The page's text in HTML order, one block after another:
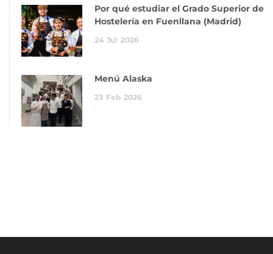
Por qué estudiar el Grado Superior de
Hostelería en Fuenllana (Madrid)
24 Jul 2026
Menú Alaska
23 Feb 2026